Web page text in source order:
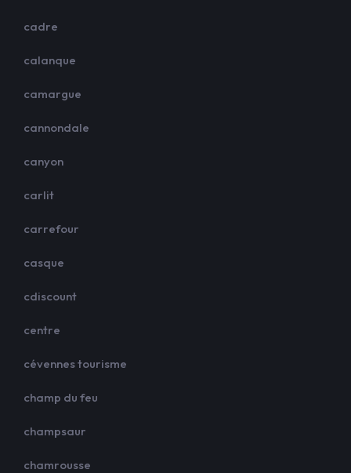
cadre
calanque
camargue
cannondale
canyon
carlit
carrefour
casque
cdiscount
centre
cévennes tourisme
champ du feu
champsaur
chamrousse